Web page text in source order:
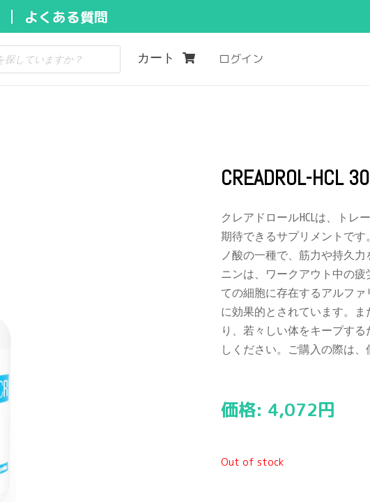
よくある質問
カート ログイン
CREADROL-HCL
クレアドロールHCLは、ト
期待できるサプリメントで
ノ酸の一種で、筋力や持久
ニンは、ワークアウト中の
ての細胞に存在するアルフ
に効果的とされています。
り、若々しい体をキープす
しください。ご購入の際は
価格: 4,072円
Out of stock